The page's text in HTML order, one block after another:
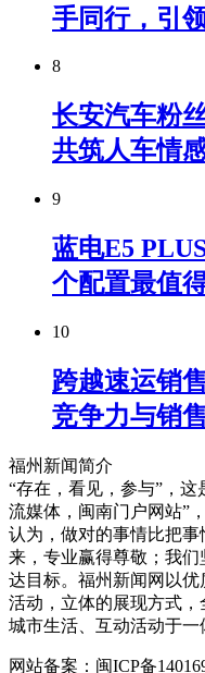
手同行，引
8
长安汽车粉
共筑人车情
9
蓝电E5
个配置最值
10
跨越速运销
竞争力与销
福州新闻简介
“存在，看见，参与”，
流媒体，闽南门户网站”
认为，做对的事情比把
来，专业赢得尊敬；我
达目标。福州新闻网以
活动，立体的展现方式，
城市生活、互动活动于一
网站备案：闽ICP备